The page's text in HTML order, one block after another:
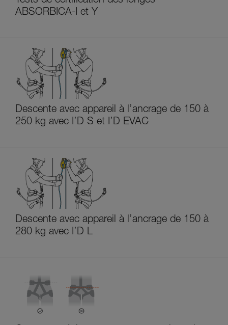
ABSORBICA-I et Y
Descente avec appareil à l’ancrage de 150 à
250 kg avec I’D S et I’D EVAC
Descente avec appareil à l’ancrage de 150 à
280 kg avec I’D L